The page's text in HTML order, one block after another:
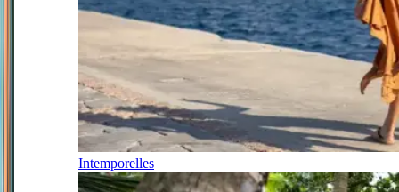
Intemporelles